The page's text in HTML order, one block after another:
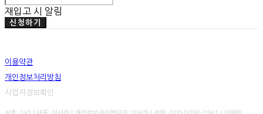
재입고 시 알림
신청하기
이용약관
개인정보처리방침
사업자정보확인